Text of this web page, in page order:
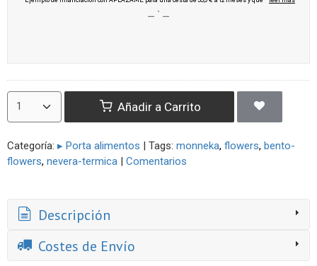
Añadir a Carrito
Categoría: ▸ Porta alimentos | Tags: monneka flowers bento-
flowers nevera-termica | Comentarios
Descripción
Costes de Envío